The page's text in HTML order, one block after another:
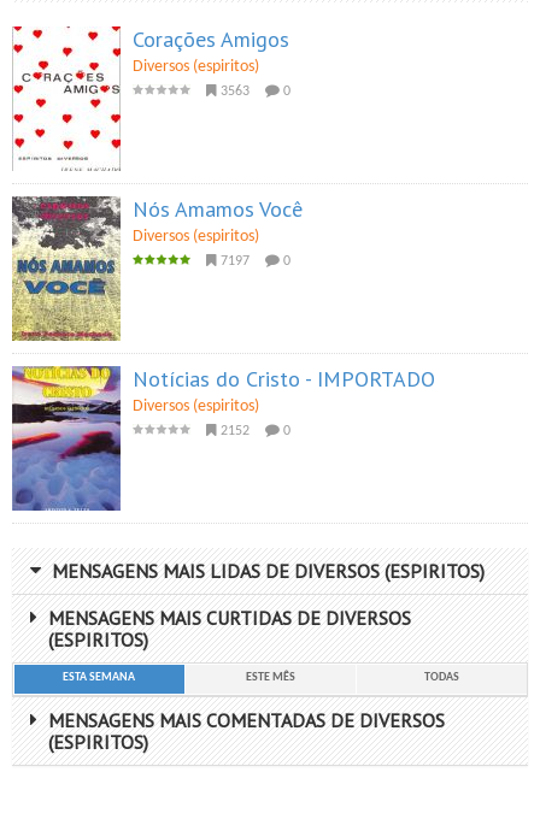
Corações Amigos
Diversos (espiritos)
3563 0
Nós Amamos Você
Diversos (espiritos)
7197 0
Notícias do Cristo - IMPORTADO
Diversos (espiritos)
2152 0
MENSAGENS MAIS LIDAS DE DIVERSOS (ESPIRITOS)
MENSAGENS MAIS CURTIDAS DE DIVERSOS
(ESPIRITOS)
ESTA SEMANA ESTE MÊS TODAS
MENSAGENS MAIS COMENTADAS DE DIVERSOS
(ESPIRITOS)